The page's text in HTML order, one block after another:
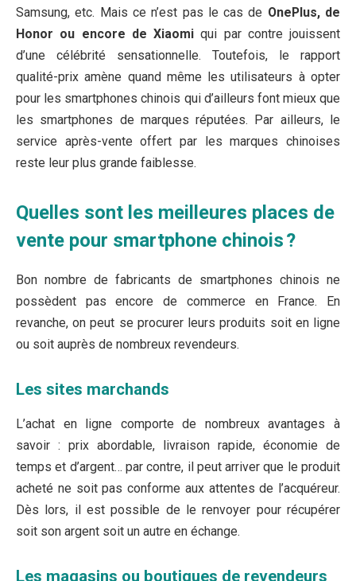
Samsung, etc. Mais ce n’est pas le cas de OnePlus, de
Honor ou encore de Xiaomi qui par contre jouissent
d’une célébrité sensationnelle. Toutefois, le rapport
qualité-prix amène quand même les utilisateurs à opter
pour les smartphones chinois qui d’ailleurs font mieux que
les smartphones de marques réputées. Par ailleurs, le
service après-vente offert par les marques chinoises
reste leur plus grande faiblesse.
Quelles sont les meilleures places de
vente pour smartphone chinois ?
Bon nombre de fabricants de smartphones chinois ne
possèdent pas encore de commerce en France. En
revanche, on peut se procurer leurs produits soit en ligne
ou soit auprès de nombreux revendeurs.
Les sites marchands
L’achat en ligne comporte de nombreux avantages à
savoir : prix abordable, livraison rapide, économie de
temps et d’argent… par contre, il peut arriver que le produit
acheté ne soit pas conforme aux attentes de l’acquéreur.
Dès lors, il est possible de le renvoyer pour récupérer
soit son argent soit un autre en échange.
Les magasins ou boutiques de revendeurs